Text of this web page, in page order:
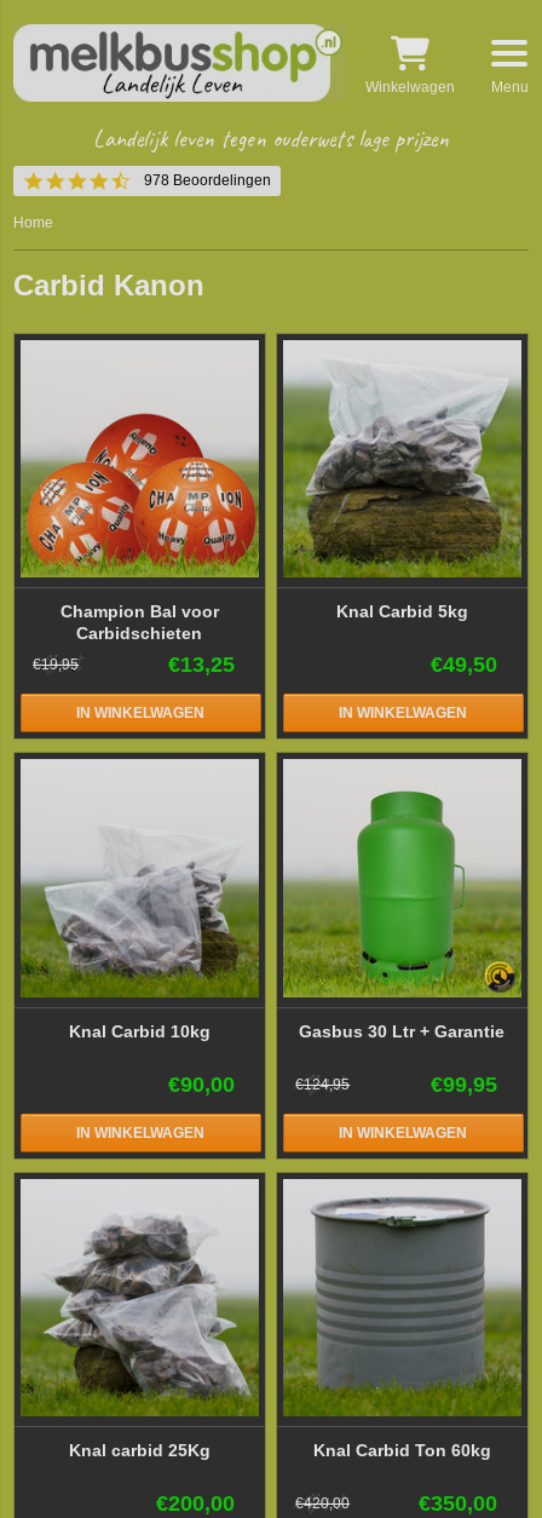
4.4
star
978 Beoordelingen
Landelijk leven tegen ouderwets lage prijzen
Winkelwagen Menu
Home
Carbid Kanon
Champion Bal voor
Carbidschieten
€13,25
€19,95
IN WINKELWAGEN
Knal Carbid 5kg
€49,50
IN WINKELWAGEN
Knal Carbid 10kg
€90,00
IN WINKELWAGEN
Gasbus 30 Ltr + Garantie
€99,95
€124,95
IN WINKELWAGEN
Knal carbid 25Kg
€200,00
Knal Carbid Ton 60kg
€350,00
€420,00